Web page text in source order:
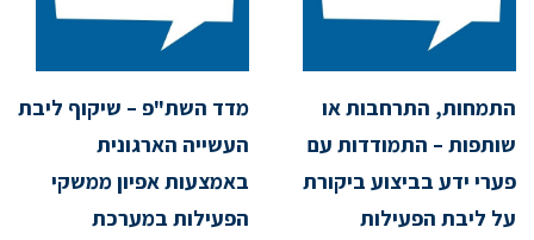
התמחות, התרחבות או
שותפות – התמודדות עם
פערי ידע בביצוע ביקורת
על ליבת הפעילות
מדד השת"פ – שיקוף ליבת
העשייה הארגונית
באמצעות אפיון ממשקי
הפעילות במערכת